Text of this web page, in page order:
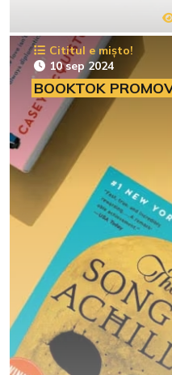
Cititul e mișto!
10 sep 2024
BOOKTOK